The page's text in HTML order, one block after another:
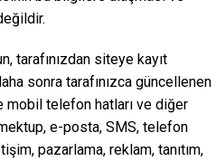
tarafınızdan siteye kayıt
sonra tarafınızca güncellenen
telefon hatları ve diğer
e-posta, SMS, telefon
pazarlama, reklam, tanıtım,